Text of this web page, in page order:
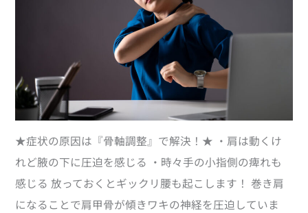
★症状の原因は『骨軸調整』で解決！★ ・肩は動くけ
れど腋の下に圧迫を感じる ・時々手の小指側の痺れも
感じる 放っておくとギックリ腰も起こします！ 巻き肩
になることで肩甲骨が傾きワキの神経を圧迫していま